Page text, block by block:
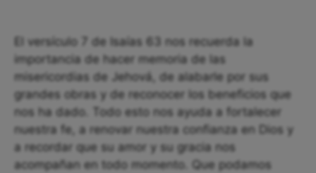
El versículo 7 de Isaías 63 nos recuerda la
importancia de hacer memoria de las
misericordias de Jehová, de alabarle por sus
grandes obras y de reconocer los beneficios que
nos ha dado. Todo esto nos ayuda a fortalecer
nuestra fe, a renovar nuestra confianza en Dios y
a recordar que su amor y su gracia nos
acompañan en todo momento. Que podamos